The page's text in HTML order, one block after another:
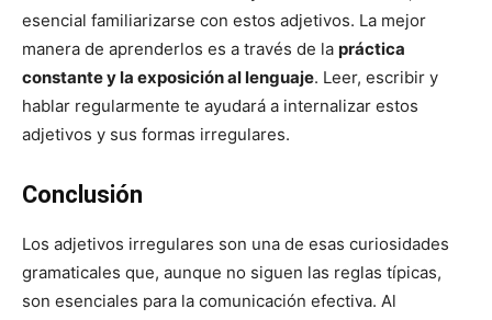
esencial familiarizarse con estos adjetivos. La mejor
manera de aprenderlos es a través de la práctica
constante y la exposición al lenguaje. Leer, escribir y
hablar regularmente te ayudará a internalizar estos
adjetivos y sus formas irregulares.
Conclusión
Los adjetivos irregulares son una de esas curiosidades
gramaticales que, aunque no siguen las reglas típicas,
son esenciales para la comunicación efectiva. Al